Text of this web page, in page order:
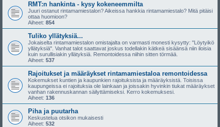
RMT:n hankinta - kysy kokeneemmilta
Juuri ostanut rintamamiestalon? Aikeissa hankkia rintamamiestalo? Mitä pitäisi
ottaa huomioon?
Aiheet: 854
Tuliko yllätyksiä...
Jokaiselta rintamamiestalon omistajalta on varmasti monesti kysytty: "Löytyikö
yllätyksiä". Vanhat talot saattavat joskus todellakin kätkeä sisäänsä niin iloisia
kuin surullisiakin yllätyksiä. Remontoidessa niihin sitten törmää.
Aiheet: 537
Rajoitukset ja määräykset rintamamiestaloa remontoidessa
Kokemukset kuntien ja kaupunkien rajoituksista ja määräyksistä. Toisissa
kaupungeissa ei rajoituksia ole lainkaan ja joissakin hyvinkin tiukat määräykset
vanhan rakennuskannan säilyttämiseksi. Kerro kokemuksesi.
Aiheet: 136
Piha ja puutarha
Keskustelua otsikon mukaisesti
Aiheet: 532